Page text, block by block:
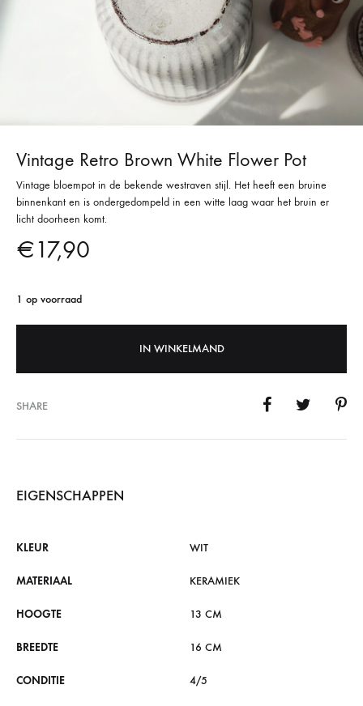
Vintage Retro Brown White Flower Pot
Vintage bloempot in de bekende westraven stijl. Het heeft een bruine
binnenkant en is ondergedompeld in een witte laag waar het bruin er
licht doorheen komt.
€17,90
1 op voorraad
IN WINKELMAND
SHARE
EIGENSCHAPPEN
KLEUR WIT
MATERIAAL KERAMIEK
HOOGTE 13 CM
BREEDTE 16 CM
CONDITIE 4/5